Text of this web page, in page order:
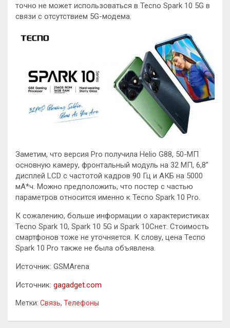
точно не может использоваться в Tecno Spark 10 5G в
связи с отсутствием 5G-модема.
Заметим, что версия Pro получила Helio G88, 50-МП
основную камеру, фронтальный модуль на 32 МП, 6,8”
дисплей LCD с частотой кадров 90 Гц и АКБ на 5000
мА*ч. Можно предположить, что постер с частью
параметров относится именно к Tecno Spark 10 Pro.
К сожалению, больше информации о характеристиках
Tecno Spark 10, Spark 10 5G и Spark 10Cнет. Стоимость
смартфонов тоже не уточняется. К слову, цена Tecno
Spark 10 Pro также не была объявлена.
Источник: GSMArena
Источник: gagadget.com
Метки: Связь, Телефоны